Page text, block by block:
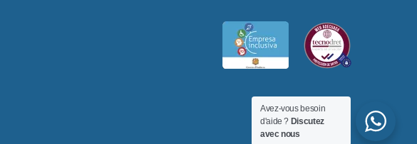
Avez-vous besoin
d'aide ? Discutez
avec nous